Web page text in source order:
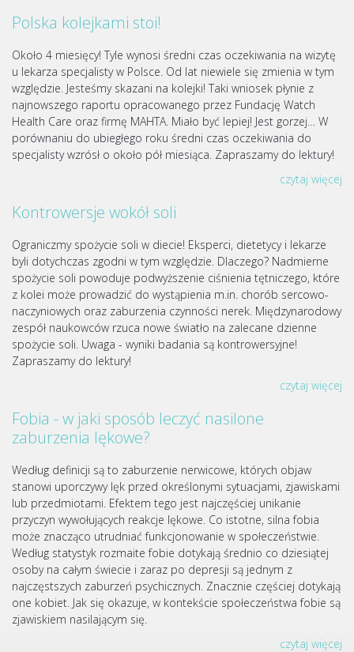
Polska kolejkami stoi!
Około 4 miesięcy! Tyle wynosi średni czas oczekiwania na wizytę
u lekarza specjalisty w Polsce. Od lat niewiele się zmienia w tym
względzie. Jesteśmy skazani na kolejki! Taki wniosek płynie z
najnowszego raportu opracowanego przez Fundację Watch
Health Care oraz firmę MAHTA. Miało być lepiej! Jest gorzej… W
porównaniu do ubiegłego roku średni czas oczekiwania do
specjalisty wzrósł o około pół miesiąca. Zapraszamy do lektury!
czytaj więcej
Kontrowersje wokół soli
Ograniczmy spożycie soli w diecie! Eksperci, dietetycy i lekarze
byli dotychczas zgodni w tym względzie. Dlaczego? Nadmierne
spożycie soli powoduje podwyższenie ciśnienia tętniczego, które
z kolei może prowadzić do wystąpienia m.in. chorób sercowo-
naczyniowych oraz zaburzenia czynności nerek. Międzynarodowy
zespół naukowców rzuca nowe światło na zalecane dzienne
spożycie soli. Uwaga - wyniki badania są kontrowersyjne!
Zapraszamy do lektury!
czytaj więcej
Fobia - w jaki sposób leczyć nasilone
zaburzenia lękowe?
Według definicji są to zaburzenie nerwicowe, których objaw
stanowi uporczywy lęk przed określonymi sytuacjami, zjawiskami
lub przedmiotami. Efektem tego jest najczęściej unikanie
przyczyn wywołujących reakcje lękowe. Co istotne, silna fobia
może znacząco utrudniać funkcjonowanie w społeczeństwie.
Według statystyk rozmaite fobie dotykają średnio co dziesiątej
osoby na całym świecie i zaraz po depresji są jednym z
najczęstszych zaburzeń psychicznych. Znacznie częściej dotykają
one kobiet. Jak się okazuje, w kontekście społeczeństwa fobie są
zjawiskiem nasilającym się.
czytaj więcej